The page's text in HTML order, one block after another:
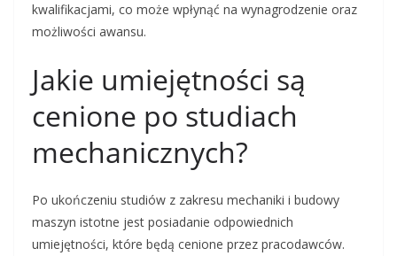
kwalifikacjami, co może wpłynąć na wynagrodzenie oraz
możliwości awansu.
Jakie umiejętności są
cenione po studiach
mechanicznych?
Po ukończeniu studiów z zakresu mechaniki i budowy
maszyn istotne jest posiadanie odpowiednich
umiejętności, które będą cenione przez pracodawców.